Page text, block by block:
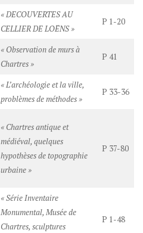
« DECOUVERTES AU
CELLIER DE LOËNS »
P 1-20
« Observation de murs à
Chartres »
P 41
« L’archéologie et la ville,
problèmes de méthodes »
P 33-36
« Chartres antique et
médiéval, quelques
hypothèses de topographie
urbaine »
P 37-80
« Série Inventaire
Monumental, Musée de
Chartres, sculptures
P 1-48